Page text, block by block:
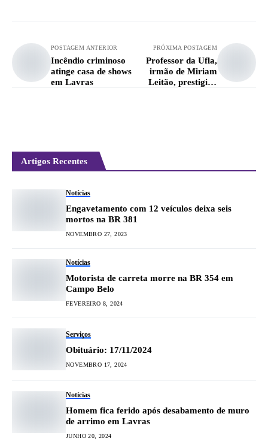
POSTAGEM ANTERIOR
Incêndio criminoso
atinge casa de shows
em Lavras
PRÓXIMA POSTAGEM
Professor da Ufla,
irmão de Miriam
Leitão, prestigiou
Artigos Recentes
Notícias
Engavetamento com 12 veículos deixa seis
mortos na BR 381
NOVEMBRO 27, 2023
Notícias
Motorista de carreta morre na BR 354 em
Campo Belo
FEVEREIRO 8, 2024
Serviços
Obituário: 17/11/2024
NOVEMBRO 17, 2024
Notícias
Homem fica ferido após desabamento de muro
de arrimo em Lavras
JUNHO 20, 2024